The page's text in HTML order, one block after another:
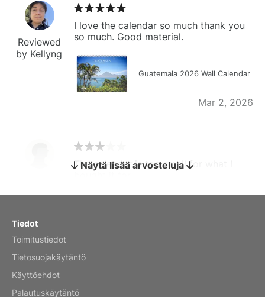
Reviewed
by Kellyng
I love the calendar so much thank you
so much. Good material.
Guatemala 2026 Wall Calendar
Mar 2, 2026
by charles
The calendar is too small for what I
bought it for
Näytä lisää arvosteluja
Tiedot
Toimitustiedot
Tietosuojakäytäntö
Käyttöehdot
Palautuskäytäntö